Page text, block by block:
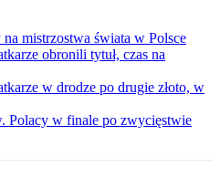
mistrzostwa świata w Polsce
obronili tytuł, czas na
w drodze po drugie złoto, w
Polacy w finale po zwycięstwie